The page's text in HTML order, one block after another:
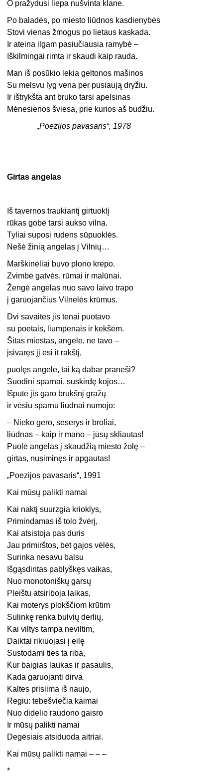
O pražydusi liepa nušvinta klane.
Po baladės, po miesto liūdnos kasdienybės
Stovi vienas žmogus po lietaus kaskada.
Ir ateina ilgam pasiučiausia ramybė –
Iškilmingai rimta ir skaudi kaip rauda.
Man iš posūkio lekia geltonos mašinos
Su melsvu lyg vena per pusiaują dryžiu.
Ir ištrykšta ant bruko tarsi apelsinas
Mėnesienos šviesa, prie kurios aš budžiu.
„Poezijos pavasaris“, 1978
Girtas angelas
Iš tavernos traukiantį girtuoklį
rūkas gobė tarsi aukso vilna.
Tyliai suposi rudens sūpuoklės.
Nešė žinią angelas į Vilnių…
Marškinėliai buvo plono krepo.
Zvimbė gatvės, rūmai ir malūnai.
Žengė angelas nuo savo laivo trapo
į garuojančius Vilnelės krūmus.
Dvi savaites jis tenai puotavo
su poetais, liumpenais ir kekšėm.
Šitas miestas, angele, ne tavo –
įsivaręs jį esi it rakštį,
puolęs angele, tai ką dabar praneši?
Suodini sparnai, suskirdę kojos…
Išpūtė jis garo brūkšnį gražų
ir vėsiu sparnu liūdnai numojo:
– Nieko gero, seserys ir broliai,
liūdnas – kaip ir mano – jūsų skliautas!
Puolė angelas į skaudžią miesto žolę –
girtas, nusiminęs ir apgautas!
„Poezijos pavasaris“, 1991
Kai mūsų palikti namai
Kai naktį suurzgia krioklys,
Primindamas iš tolo žvėrį,
Kai atsistoja pas duris
Jau primirštos, bet gajos vėlės,
Surinka nesavu balsu
Išgąsdintas pablyškęs vaikas,
Nuo monotoniškų garsų
Pleištu atsiriboja laikas,
Kai moterys plokščiom krūtim
Sulinkę renka bulvių derlių,
Kai viltys tampa neviltim,
Daiktai rikiuojasi į eilę
Sustodami ties ta riba,
Kur baigias laukas ir pasaulis,
Kada garuojanti dirva
Kaltes prisiima iš naujo,
Regiu: tebešviečia kaimai
Nuo didelio raudono gaisro
Ir mūsų palikti namai
Degėsiais atsiduoda aitriai.
Kai mūsų palikti namai – – –
*